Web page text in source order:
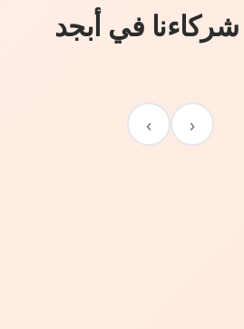
شركاءنا في أبجد
‹
›